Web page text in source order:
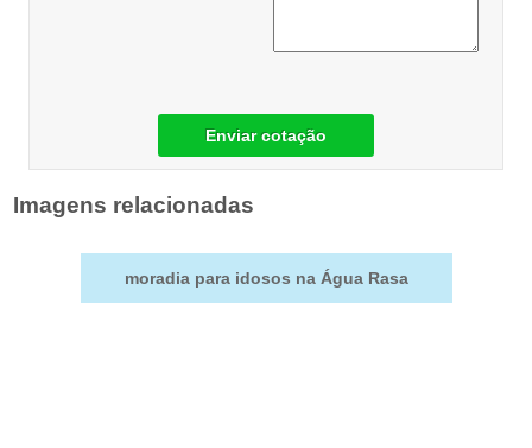
Enviar cotação
Imagens relacionadas
moradia para idosos na Água Rasa